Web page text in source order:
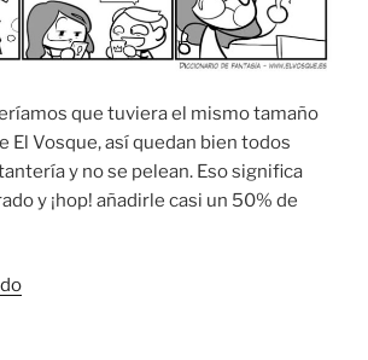
que tuviera el mismo tamaño
El Vosque, así quedan bien todos
y no se pelean. Eso significa
y ¡hop! añadirle casi un 50% de
«Adaptando